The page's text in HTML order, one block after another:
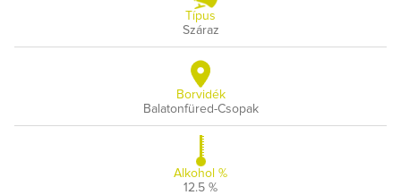
Típus
Száraz
Borvidék
Balatonfüred-Csopak
Alkohol %
12.5 %